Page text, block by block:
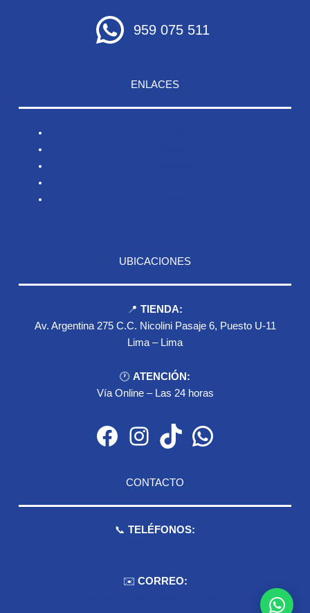
959 075 511
ENLACES
UBICACIONES
📍 TIENDA:
Av. Argentina 275 C.C. Nicolini Pasaje 6, Puesto U-11
Lima – Lima
🕐 ATENCIÓN:
Vía Online – Las 24 horas
Facebook Instagram TikTok WhatsApp
CONTACTO
📞 TELÉFONOS:
✉️ CORREO: